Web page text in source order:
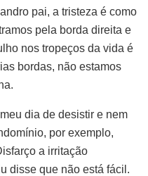
pai, a tristeza é como
pela borda direita e
nos tropeços da vida é
bordas, não estamos
dia de desistir e nem
por exemplo,
a irritação
disse que não está fácil.